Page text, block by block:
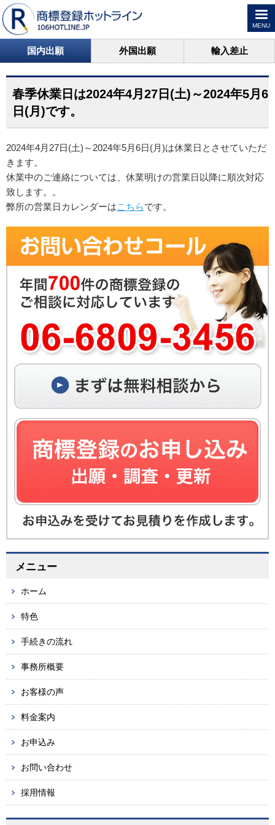
MENU
国内出願 外国出願 輸入差止
春季休業日は2024年4月27日(土)～2024年5月6
日(月)です。
2024年4月27日(土)～2024年5月6日(月)は休業日とさせていただ
きます。
休業中のご連絡については、休業明けの営業日以降に順次対応
致します。。
弊所の営業日カレンダーはこちらです。
メニュー
ホーム
特色
手続きの流れ
事務所概要
お客様の声
料金案内
お申込み
お問い合わせ
採用情報